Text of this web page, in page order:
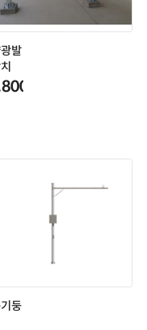
발
둥